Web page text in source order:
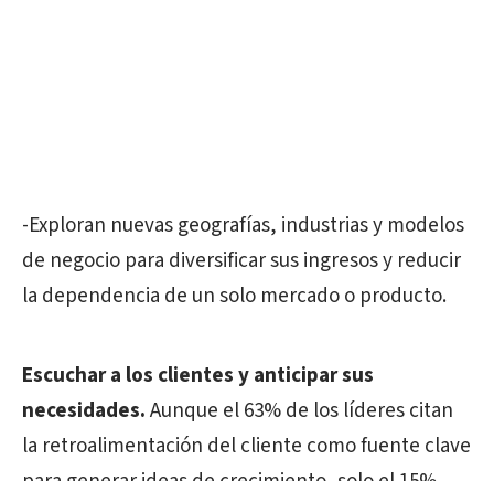
-Exploran nuevas geografías, industrias y modelos
de negocio para diversificar sus ingresos y reducir
la dependencia de un solo mercado o producto.
Escuchar a los clientes y anticipar sus
necesidades.Aunque el 63% de los líderes citan
la retroalimentación del cliente como fuente clave